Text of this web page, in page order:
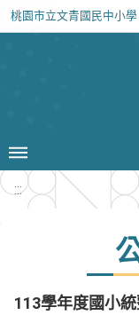
桃園市立文青國民中小學
:::
113學年度國小